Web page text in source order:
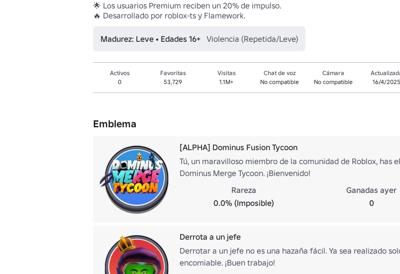
🌟 Los usuarios Premium reciben un 20% de impulso.
🔥 Desarrollado por roblox-ts y Flamework.
Madurez: Leve • Edades 16+ Violencia (Repetida/Leve)
Activos
0
Favoritas
53,729
Visitas
1.1M+
Chat de voz
No compatible
Cámara
No compatible
16/4/2025
Emblema
[ALPHA] Dominus Fusion Tycoon
Tú, un maravilloso miembro de la comunidad de Roblox, has
Dominus Merge Tycoon. ¡Bienvenido!
Rareza
0.0% (Imposible)
Ganadas ayer
0
Derrota a un jefe
Derrotar a un jefe no es una hazaña fácil. Ya sea realizado
encomiable. ¡Buen trabajo!